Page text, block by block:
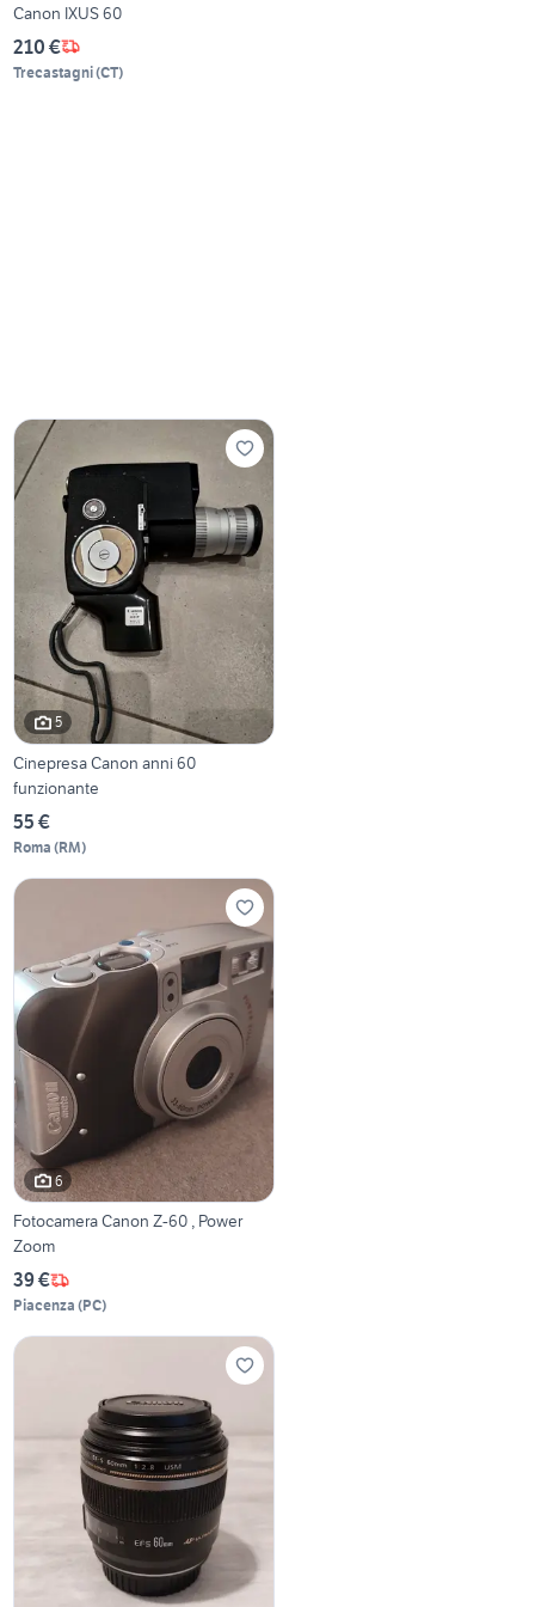
Canon IXUS 60
210 €
Trecastagni(CT)
5
Cinepresa Canon anni 60
funzionante
55 €
Roma (RM)
6
Fotocamera Canon Z-60 , Power
Zoom
39 €
Piacenza (PC)